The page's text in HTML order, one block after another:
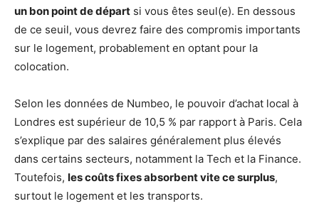
un bon point de départ si vous êtes seul(e). En dessous
de ce seuil, vous devrez faire des compromis importants
sur le logement, probablement en optant pour la
colocation.
Selon les données de Numbeo, le pouvoir d’achat local à
Londres est supérieur de 10,5 % par rapport à Paris. Cela
s’explique par des salaires généralement plus élevés
dans certains secteurs, notamment la Tech et la Finance.
Toutefois, les coûts fixes absorbent vite ce surplus,
surtout le logement et les transports.